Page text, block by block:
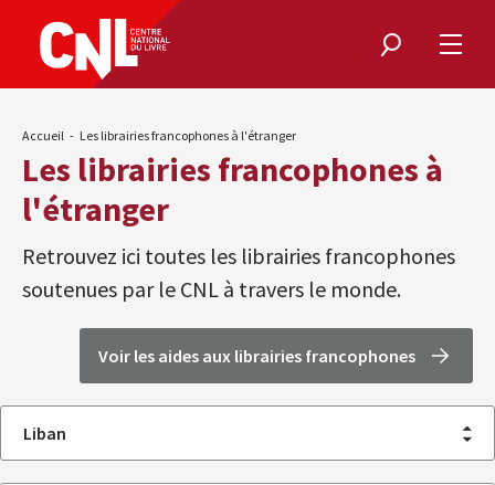
Rechercher
le
Fil
Accueil Les librairies francophones à l'étranger
Les librairies francophones à
l'étranger
Retrouvez ici toutes les librairies francophones
soutenues par le CNL à travers le monde.
Voir les aides aux librairies francophones
les
pays
Liban